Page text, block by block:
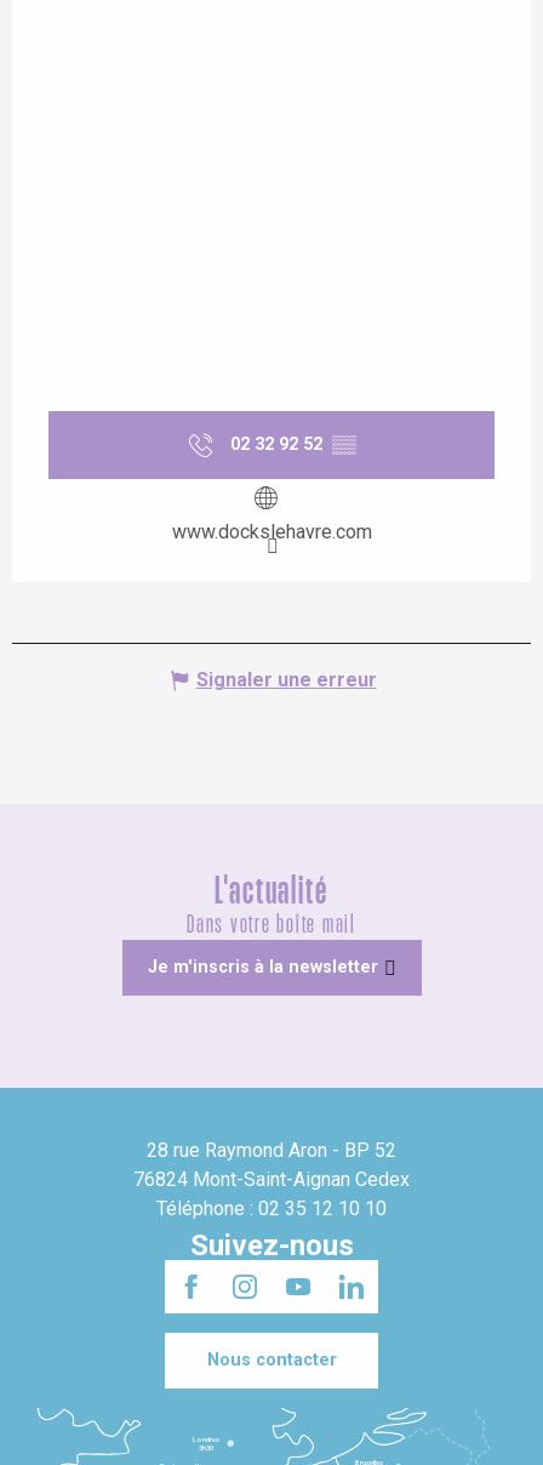
02 32 92 52 ▒▒
www.dockslehavre.com
Signaler une erreur
L'actualité
Dans votre boîte mail
Je m'inscris à la newsletter
28 rue Raymond Aron - BP 52
76824 Mont-Saint-Aignan Cedex
Téléphone : 02 35 12 10 10
Suivez-nous
Nous contacter
Bruxelles
Londres
3h30